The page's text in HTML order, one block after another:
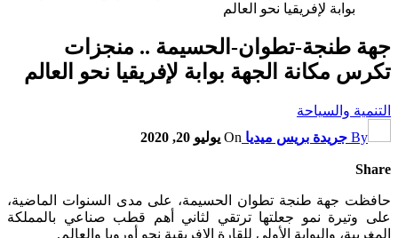
بوابة لإفريقيا نحو العالم
جهة طنجة-تطوان-الحسيمة .. منجزات
تكرس مكانة الجهة بوابة لإفريقيا نحو العالم
التنمية والسياحة
By جريدة بريس ميديا On يوليو 20, 2020
Share
حافظت جهة طنجة تطوان الحسيمة، على مدى السنوات الماضية،
على وتيرة نمو جعلتها ترتقي لثاني أهم قطب صناعي بالمملكة
المغربية، والبوابة الأولى للقارة الإفريقية نحو أوروبا والعالم.